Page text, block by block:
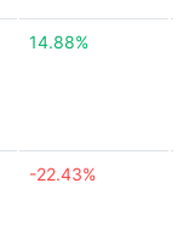
14.88%
-22.43%